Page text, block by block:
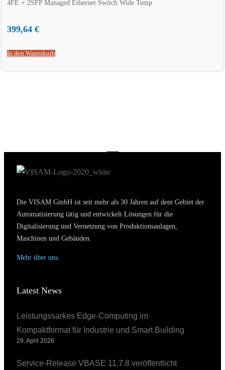
4FE + 2SFP Managed Ethernet Switch Wide Temp
399,64 €
In den Warenkorb
Die VISAM GmbH ist seit mehr als 30 Jahren auf dem Gebiet der
Automatisierung tätig und entwickelt Lösungen für die
Digitalisierung und Vernetzung von Produktionsanlagen,
Maschinen und Gebäuden.
Mehr über uns.
Latest News
Leistungssarkes Edge-Computing im
Kompaktformat für Industrie und Smart Building
29. April 2026
Service-Release VBASE 11.7.8 veröffentlicht